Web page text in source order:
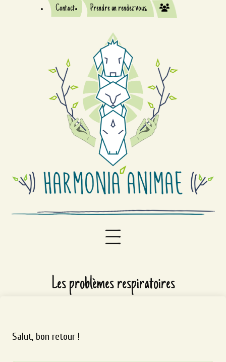
Contact Prendre un rendez-vous
Les problèmes respiratoires
Salut, bon retour !